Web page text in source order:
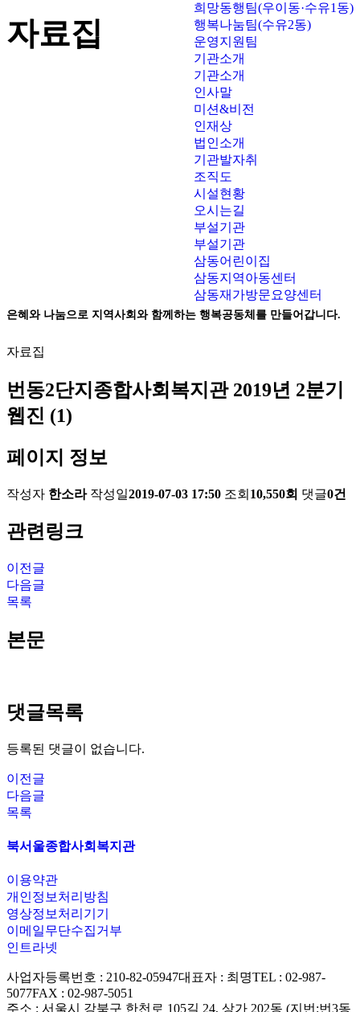
희망동행팀(우이동·수유1동)
행복나눔팀(수유2동)
운영지원팀
기관소개
기관소개
인사말
미션&비전
인재상
법인소개
기관발자취
조직도
시설현황
오시는길
부설기관
부설기관
삼동어린이집
삼동지역아동센터
삼동재가방문요양센터
자료집
은혜와 나눔으로 지역사회와 함께하는 행복공동체를 만들어갑니다.
자료집
번동2단지종합사회복지관 2019년 2분기
웹진 (1)
페이지 정보
작성자 한소라 작성일2019-07-03 17:50 조회 10,550회 댓글0건
관련링크
이전글
다음글
목록
본문
댓글목록
등록된 댓글이 없습니다.
이전글
다음글
목록
북서울종합사회복지관
이용약관
개인정보처리방침
영상정보처리기기
이메일무단수집거부
인트라넷
사업자등록번호 : 210-82-05947대표자 : 최명TEL : 02-987-
5077FAX : 02-987-5051
주소 : 서울시 강북구 한천로 105길 24, 상가 202동 (지번:번3동